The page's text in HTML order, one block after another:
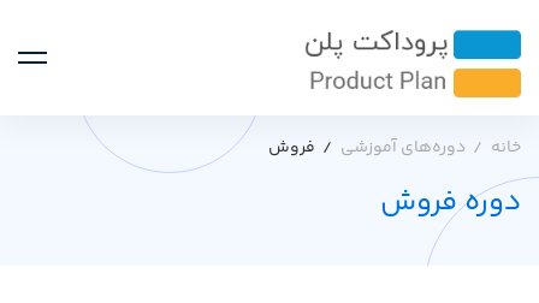
خانه دوره‌های آموزشی فروش
دوره فروش